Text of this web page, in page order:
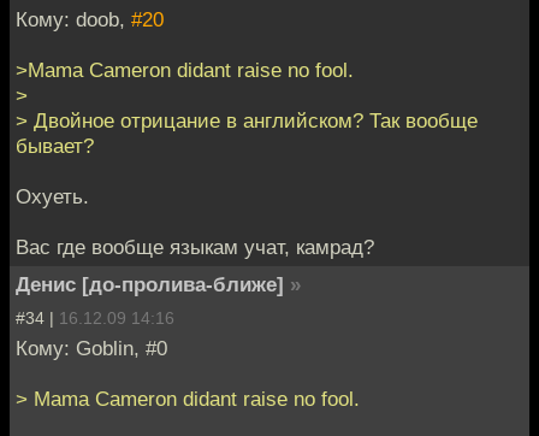
Кому: doob, #20
>Mama Cameron didant raise no fool.
>
> Двойное отрицание в английском? Так вообще
бывает?
Охуеть.
Вас где вообще языкам учат, камрад?
Денис [до-пролива-ближе] »
#34 | 16.12.09 14:16
Кому: Goblin, #0
> Mama Cameron didant raise no fool.